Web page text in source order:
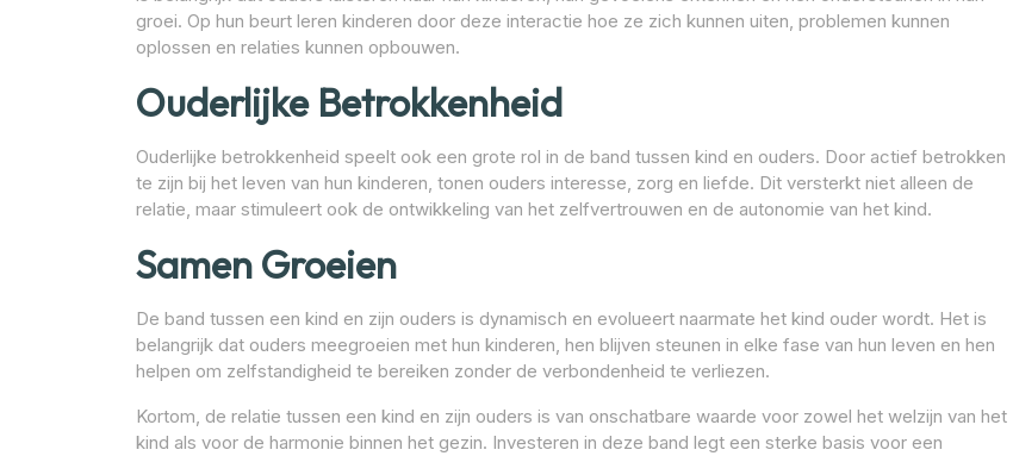
groei. Op hun beurt leren kinderen door deze interactie hoe ze zich kunnen uiten, problemen kunnen
oplossen en relaties kunnen opbouwen.
Ouderlijke Betrokkenheid
Ouderlijke betrokkenheid speelt ook een grote rol in de band tussen kind en ouders. Door actief betrokken
te zijn bij het leven van hun kinderen, tonen ouders interesse, zorg en liefde. Dit versterkt niet alleen de
relatie, maar stimuleert ook de ontwikkeling van het zelfvertrouwen en de autonomie van het kind.
Samen Groeien
De band tussen een kind en zijn ouders is dynamisch en evolueert naarmate het kind ouder wordt. Het is
belangrijk dat ouders meegroeien met hun kinderen, hen blijven steunen in elke fase van hun leven en hen
helpen om zelfstandigheid te bereiken zonder de verbondenheid te verliezen.
Kortom, de relatie tussen een kind en zijn ouders is van onschatbare waarde voor zowel het welzijn van het
kind als voor de harmonie binnen het gezin. Investeren in deze band legt een sterke basis voor een